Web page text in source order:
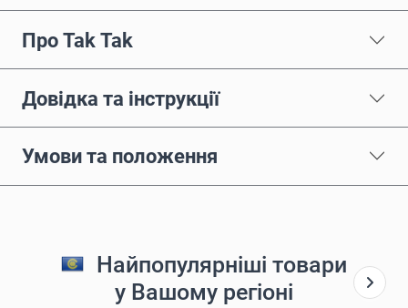
Про Tak Tak
Довідка та інструкції
Умови та положення
Найпопулярніші товари
у Вашому регіоні